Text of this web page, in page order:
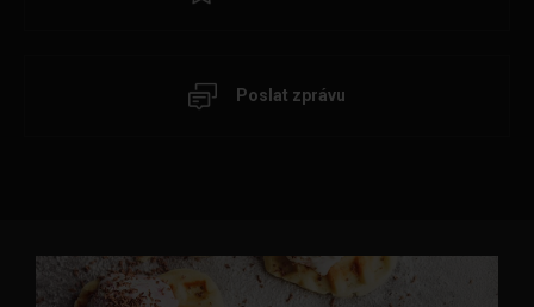
Poslat zprávu